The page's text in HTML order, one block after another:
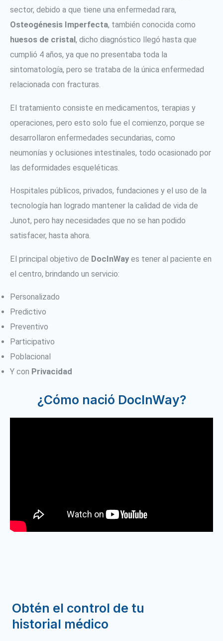
sector, debido a que tiene una enfermedad rara,
Osteogénesis Imperfecta, también conocida como
huesos de cristal , dicho diagnóstico llegó hasta que
cumplió 4 años, ya que no presentaba toda la
sintomatología, pero se trataba de la única enfermedad
relacionada con fracturas.
El tratamiento consiste en medicamentos, terapias y
operaciones, pero esto solo fue el comienzo, porque se
desarrollaron enfermedades secundarias, como
neumonías y oclusiones intestinales, todo ocasionado por
las deformidades esqueléticas.
Hospitales públicos, privados, fundaciones y el uso de la
tecnología han logrado mantener la calidad de vida de
Junot, pero hay necesidades que no se han podido
satisfacer, hasta ahora.
El principal objetivo de DocInWay es tener al paciente en
el centro, brindando un servicio:
Personalizado
Predictivo
Preventivo
Participativo
Poblacional
Y con Privacidad
¿Cómo nació DocInWay?
Obtén el control de tu
historial médico